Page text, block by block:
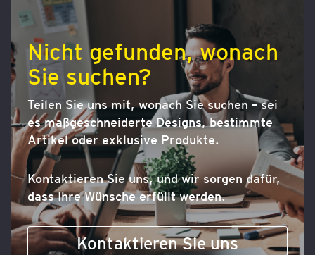
Nicht gefunden, wonach
Sie suchen?
Teilen Sie uns mit, wonach Sie suchen – sei
es maßgeschneiderte Designs, bestimmte
Artikel oder exklusive Produkte.
Kontaktieren Sie uns, und wir sorgen dafür,
dass Ihre Wünsche erfüllt werden.
Kontaktieren Sie uns